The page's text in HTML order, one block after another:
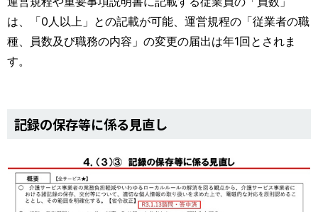
は、「0人以上」との記載が可能、運営規程の「従業者の職
種、員数及び職務の内容」の変更の届出は年1回とされま
す。
記録の保存等に係る見直し